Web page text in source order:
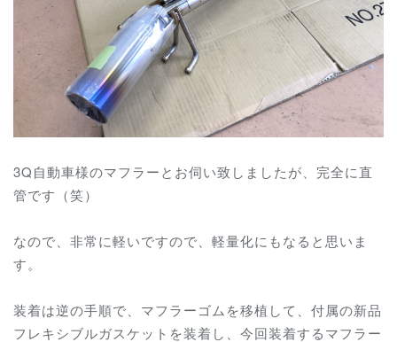
3Q自動車様のマフラーとお伺い致しましたが、完全に直
管です（笑）
なので、非常に軽いですので、軽量化にもなると思いま
す。
装着は逆の手順で、マフラーゴムを移植して、付属の新品
フレキシブルガスケットを装着し、今回装着するマフラー